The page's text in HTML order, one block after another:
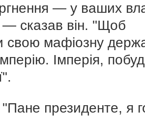
— у ваших
— сказав він. "Щоб
свою мафіозну
Імперія,
"Пане президенте, я